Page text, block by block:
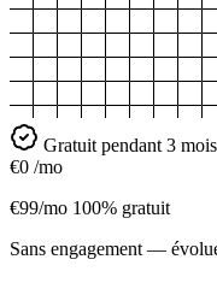
Gratuit pendant 3 mois
€0 /mo
€99/mo 100% gratuit
Sans engagement —